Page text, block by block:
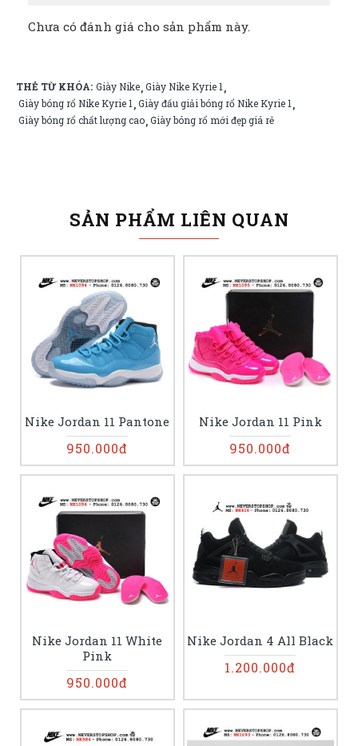
Chưa có đánh giá cho sản phẩm này.
THẺ TỪ KHÓA: Giày Nike,Giày Nike Kyrie 1,
Giày bóng rổ Nike Kyrie 1,Giày đấu giải bóng rổ Nike Kyrie 1,
Giày bóng rổ chất lượng cao,Giày bóng rổ mới đẹp giá rẻ
SẢN PHẨM LIÊN QUAN
Nike Jordan 11 Pantone
950.000đ
Nike Jordan 11 Pink
950.000đ
Nike Jordan 11 White
Pink
950.000đ
Nike Jordan 4 All Black
1.200.000đ